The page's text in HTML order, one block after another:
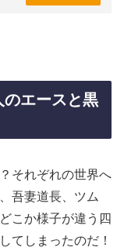
のエースと黒
それぞれの世界へ
吾妻道長、ツム
こか様子が違う四
てしまったのだ！